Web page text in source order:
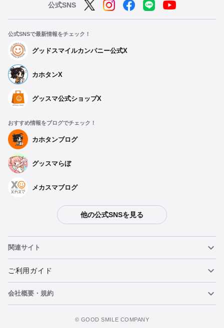
公式SNS
公式SNSで最新情報をチェック！
グッドスマイルカンパニー公式X
カホタンX
グッスマ公式ショップX
おすすめ情報をブログでチェック！
カホタンブログ
グッスマらぼ
メカスマブログ
他の公式SNSを見る
関連サイト
ねんどろいど
ねんどろいどフェイスメーカー
ご利用ガイド
重要なお知らせ
会社概要・規約
©️ GOOD SMILE COMPANY